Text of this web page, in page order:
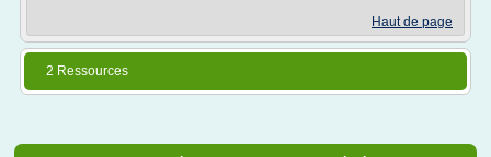
Haut de page
2 Ressources